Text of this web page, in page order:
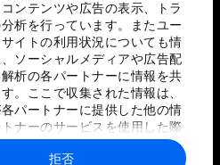
ンテンツや広告の表示、トラ
析を行っています。またユー
イトの利用状況についても情
ソーシャルメディアや広告配
析の各パートナーに情報を共
。ここで収集された情報は、
パートナーに提供した他の情
ナーのサービスを使用した際
た情報と組み合わされ、各パー
て使用されることがありま
拒否